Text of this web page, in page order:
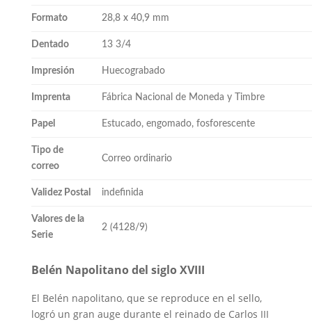
Formato 28,8 x 40,9 mm
Dentado 13 3/4
Impresión Huecograbado
Imprenta Fábrica Nacional de Moneda y Timbre
Papel Estucado, engomado, fosforescente
Tipo de
correo
Correo ordinario
Validez Postal indefinida
Valores de la
Serie
2 (4128/9)
Belén Napolitano del siglo XVIII
El Belén napolitano, que se reproduce en el sello,
logró un gran auge durante el reinado de Carlos III